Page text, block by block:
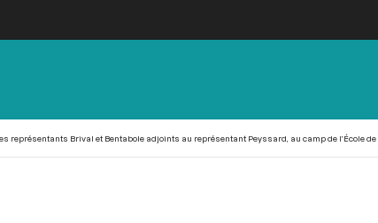
représentants Brival et Bentabole adjoints au représentant Peyssard, au camp de l’École